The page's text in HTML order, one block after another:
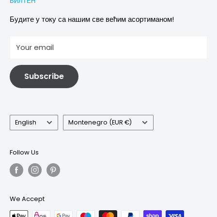
Images & references
Политика отказивања
Услови
Информације о електричној и електронској опреми
Будите у току са нашим све већим асортиманом!
Your email
Subscribe
Language
English Country/region
Montenegro (EUR €)
Follow Us
We Accept